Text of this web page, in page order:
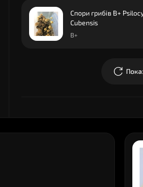
Спори грибів B+
Cubensis
B+